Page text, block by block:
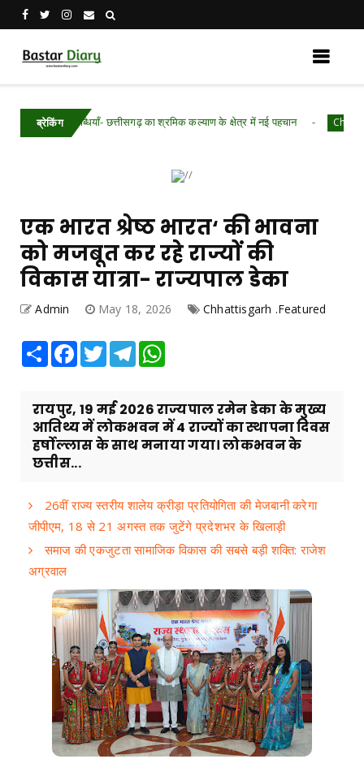
ब्रेकिंग
उपलब्धियाँ- छत्तीसगढ़ का श्रमिक कल्याण के क्षेत्र में नई पहचान Chhattisgarh
एक भारत श्रेष्ठ भारत‘ की भावना
को मजबूत कर रहे राज्यों की
विकास यात्रा- राज्यपाल डेका
Admin May 18, 2026 Chhattisgarh .Featured
Share Facebook
TwitterTelegram
रायपुर, 19 मई 2026 राज्यपाल रमेन डेका के मुख्य
आतिथ्य में लोकभवन में 4 राज्यों का स्थापना दिवस
हर्षोल्लास के साथ मनाया गया। लोकभवन के
छत्तीस...
26वीं राज्य स्तरीय शालेय क्रीड़ा प्रतियोगिता की मेजबानी करेगा
जीपीएम, 18 से 21 अगस्त तक जुटेंगे प्रदेशभर के खिलाड़ी
समाज की एकजुटता सामाजिक विकास की सबसे बड़ी शक्ति: राजेश
अग्रवाल